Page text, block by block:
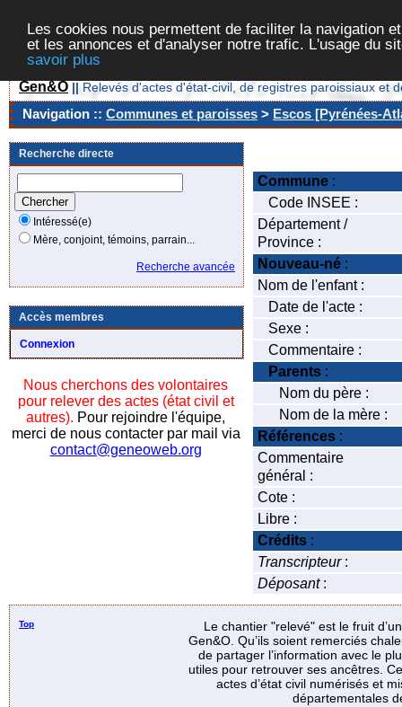
Les cookies nous permettent de faciliter la navigation
et les annonces et d'analyser notre trafic. L'usage du
savoir plus
Gen&O || Relevés d'actes d'état-civil, de registres paroissiaux et
Navigation :: Communes et paroisses > Escos [Pyrénées-
Recherche directe
Intéressé(e)
Mère, conjoint, témoins, parrain...
Recherche avancée
Accès membres
Connexion
Nous cherchons des volontaires
pour relever des actes (état civil et
autres). Pour rejoindre l'équipe,
merci de nous contacter par mail via
contact@geneoweb.org
Commune :
Code INSEE :
Département /
Province :
Nouveau-né :
Nom de l'enfant :
Date de l'acte :
Sexe :
Commentaire :
Parents :
Nom du père :
Nom de la mère :
Références :
Commentaire
général :
Cote :
Libre :
Crédits :
Transcripteur:
Déposant:
Top
Le chantier "relevé" est le fruit
Gen&O. Qu’ils soient remerciés
de partager l’information avec le
utiles pour retrouver ses ancêtres.
actes d’état civil numérisés et
départementales